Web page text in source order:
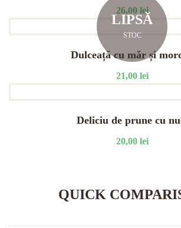
26,00 lei
LIPSĂ
STOC
Dulceață cu măr și
21,00 lei
Deliciu de prune cu
20,00 lei
QUICK